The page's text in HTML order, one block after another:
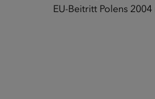
EU-Beitritt Polens